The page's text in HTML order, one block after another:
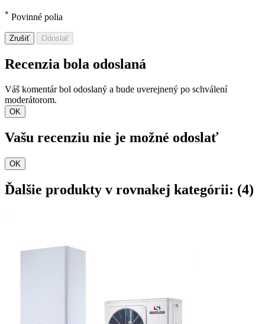
* Povinné polia
Zrušiť Odoslať
Recenzia bola odoslaná
Váš komentár bol odoslaný a bude uverejnený po schválení
moderátorom.
OK
Vašu recenziu nie je možné odoslať
OK
Ďalšie produkty v rovnakej kategórii: (4)